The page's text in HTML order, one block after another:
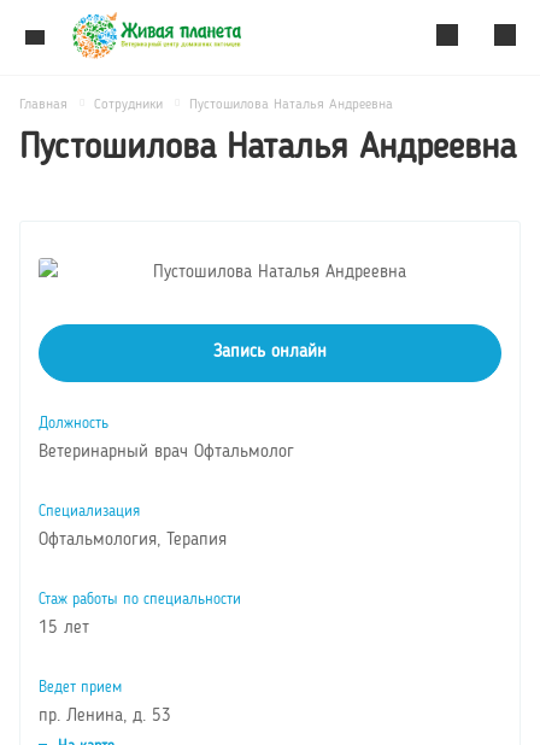
Главная Сотрудники Пустошилова Наталья Андреевна
Пустошилова Наталья Андреевна
Запись онлайн
Должность
Ветеринарный врач Офтальмолог
Специализация
Офтальмология, Терапия
Стаж работы по специальности
15 лет
Ведет прием
пр. Ленина, д. 53